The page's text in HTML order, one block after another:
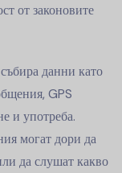
от законовите
данни като
GPS
и употреба.
могат дори да
да слушат какво